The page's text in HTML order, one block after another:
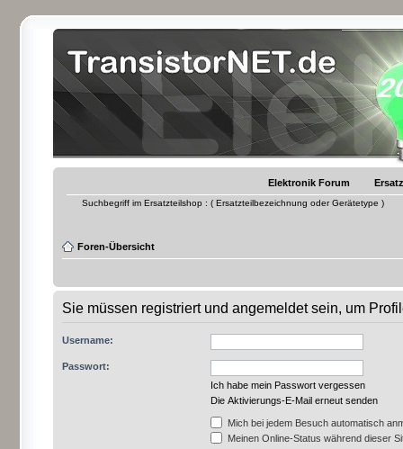
Elektronik Forum
Suchbegriff im Ersatzteilshop : ( Ersatzteilbezeichnung oder Gerätetype )
Foren-Übersicht
Sie müssen registriert und angemeldet sein, um
Username:
Passwort:
Ich habe mein Passwort vergessen
Die Aktivierungs-E-Mail erneut senden
Mich bei jedem Besuch automatisch
Meinen Online-Status während dieser